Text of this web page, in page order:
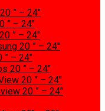
” – 24″
” – 24″
” – 24″
20 ” – 24″
” – 24″
20 ” – 24″
20 ” – 24″
20 ” – 24″